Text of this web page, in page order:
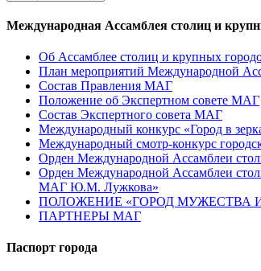
Международная Ассамблея столиц и
Об Ассамблее столиц и крупных
План мероприятий Международной
Состав Правления МАГ
Положение об Экспертном совете МАГ
Состав Экспертного совета МАГ
Международный конкурс «Город в
Международный смотр-конкурс
Орден Международной Ассамблеи
Орден Международной Ассамблеи
МАГ Ю.М. Лужкова»
ПОЛОЖЕНИЕ «ГОРОД МУЖЕСТВА И
ПАРТНЕРЫ МАГ
Паспорт города